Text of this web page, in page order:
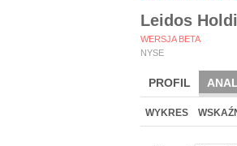
Leidos
WERSJA BETA
NYSE
PROFIL
WYKRES